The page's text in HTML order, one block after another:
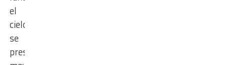
el
cielo
se
presentará